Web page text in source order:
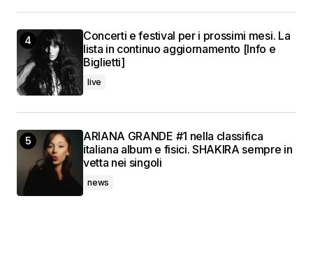
Concerti e festival per i prossimi mesi. La
lista in continuo aggiornamento [Info e
Biglietti]
live
ARIANA GRANDE #1 nella classifica
italiana album e fisici. SHAKIRA sempre in
vetta nei singoli
news